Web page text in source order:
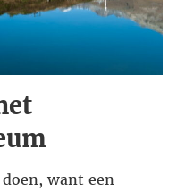
want een